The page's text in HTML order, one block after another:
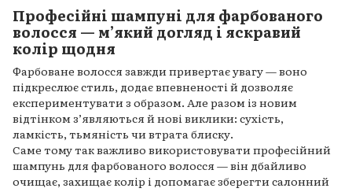
Професійні шампуні для фарбованого
волосся — м’який догляд і яскравий
колір щодня
Фарбоване волосся завжди привертає увагу — воно
підкреслює стиль, додає впевненості й дозволяє
експериментувати з образом. Але разом із новим
відтінком з’являються й нові виклики: сухість,
ламкість, тьмяність чи втрата блиску.
Саме тому так важливо використовувати професійний
шампунь для фарбованого волосся — він дбайливо
очищає, захищає колір і допомагає зберегти салонний